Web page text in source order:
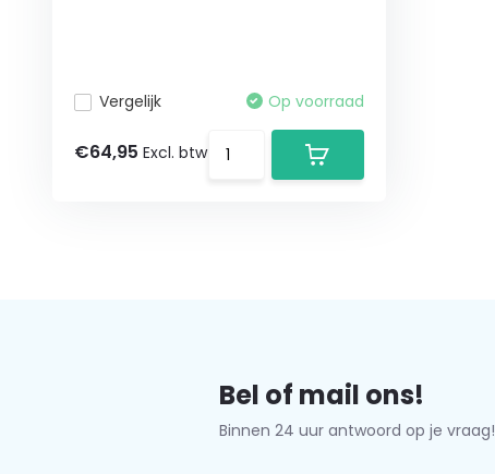
Vergelijk Op voorraad
€64,95 Excl. btw
Bel of mail ons!
Binnen 24 uur antwoord op je vraag!